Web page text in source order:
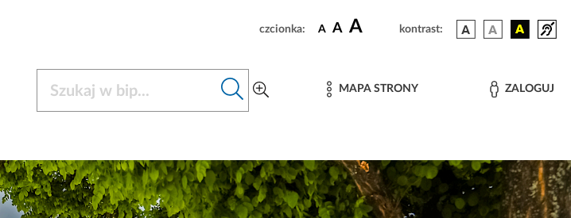
czcionka: A A A kontrast:
MAPA STRONY ZALOGUJ